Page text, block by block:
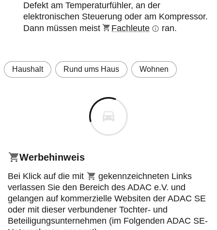
Defekt am Temperaturfühler, an der
elektronischen Steuerung oder am Kompressor.
Dann müssen meist
Fachleute ran.
Haushalt Rund ums Haus Wohnen
Werbehinweis
Bei Klick auf die mit Einkaufswagensymbol
gekennzeichneten Links
verlassen Sie den Bereich des ADAC e.V. und
gelangen auf kommerzielle Websiten der ADAC SE
oder mit dieser verbundener Tochter- und
Beteiligungsunternehmen (im Folgenden ADAC SE-